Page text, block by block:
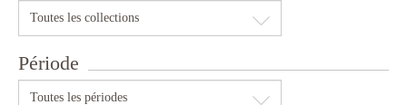
Toutes les collections
Période
Toutes les périodes